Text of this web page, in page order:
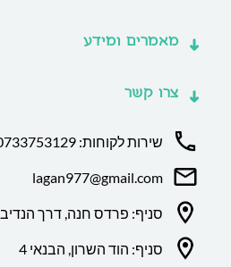
מאמרים ומידע
צרו קשר
שירות לקוחות: 0733753129
lagan977@gmail.com
סניף: פרדס חנה, דרך הנדיב 89
סניף: הוד השרון, הבנאי 4